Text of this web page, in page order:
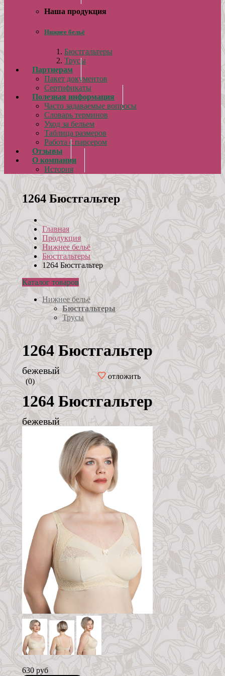
Наша продукция
Нижнее бельё
Бюстгальтеры
Трусы
Партнерам
Пакет документов
Сертификаты
Полезная информация
Часто задаваемые вопросы
Словарь терминов
Уход за бельем
Таблица размеров
Работа с парсером
Отзывы
О компании
История
1264 Бюстгальтер
Главная
Продукция
Нижнее бельё
Бюстгальтеры
1264 Бюстгальтер
Каталог товаров
Нижнее бельё
Бюстгальтеры
Трусы
1264 Бюстгальтер
бежевый
(0)
отложить
1264 Бюстгальтер
бежевый
630 руб